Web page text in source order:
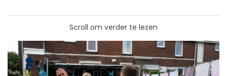
Scroll om verder te lezen